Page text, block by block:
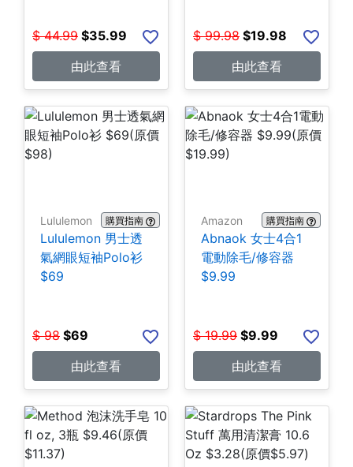
$ 44.99 $35.99
由此查看
$ 99.98 $19.98
由此查看
Lululemon 購買指南
Lululemon 男士透
氣網眼短袖Polo衫
$69
$ 98 $69
由此查看
Amazon 購買指南
Abnaok 女士4合1
電動除毛/修容器
$9.99
$ 19.99 $9.99
由此查看